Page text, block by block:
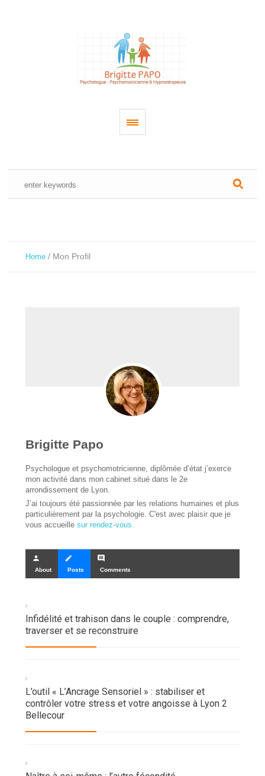
Home / Mon Profil
Brigitte Papo
Psychologue et psychomotricienne, diplômée d’état j’exerce
mon activité dans mon cabinet situé dans le 2e
arrondissement de Lyon.
J’ai toujours été passionnée par les relations humaines et plus
particulièrement par la psychologie. C'est avec plaisir que je
vous accueillesur rendez-vous.
person
About
create
Posts
comment
Comments
Infidélité et trahison dans le couple : comprendre,
traverser et se reconstruire
L’outil « L’Ancrage Sensoriel » : stabiliser et
contrôler votre stress et votre angoisse à Lyon 2
Bellecour